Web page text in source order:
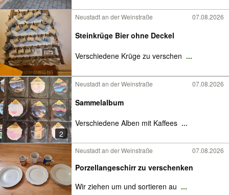
Neustadt an der Weinstraße 07.08.2026
Steinkrüge Bier ohne Deckel
Verschiedene Krüge zu verschen ...
2
Neustadt an der Weinstraße 07.08.2026
Sammelalbum
Verschiedene Alben mit Kaffees ...
Neustadt an der Weinstraße 07.08.2026
Porzellangeschirr zu verschenken
Wir ziehen um und sortieren au ...